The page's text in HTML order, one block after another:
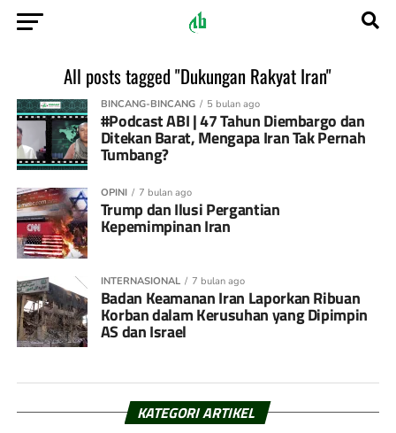
All posts tagged "Dukungan Rakyat Iran"
BINCANG-BINCANG 5 bulan ago
#Podcast ABI | 47 Tahun Diembargo dan
Ditekan Barat, Mengapa Iran Tak Pernah
Tumbang?
OPINI 7 bulan ago
Trump dan Ilusi Pergantian
Kepemimpinan Iran
INTERNASIONAL 7 bulan ago
Badan Keamanan Iran Laporkan Ribuan
Korban dalam Kerusuhan yang Dipimpin
AS dan Israel
KATEGORI ARTIKEL